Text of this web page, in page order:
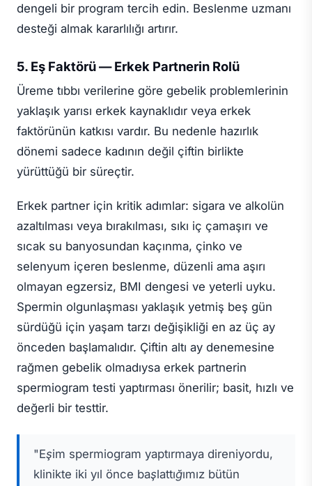
dengeli bir program tercih edin. Beslenme uzmanı
desteği almak kararlılığı artırır.
5. Eş Faktörü — Erkek Partnerin Rolü
Üreme tıbbı verilerine göre gebelik problemlerinin
yaklaşık yarısı erkek kaynaklıdır veya erkek
faktörünün katkısı vardır. Bu nedenle hazırlık
dönemi sadece kadının değil çiftin birlikte
yürüttüğü bir süreçtir.
Erkek partner için kritik adımlar: sigara ve alkolün
azaltılması veya bırakılması, sıkı iç çamaşırı ve
sıcak su banyosundan kaçınma, çinko ve
selenyum içeren beslenme, düzenli ama aşırı
olmayan egzersiz, BMI dengesi ve yeterli uyku.
Spermin olgunlaşması yaklaşık yetmiş beş gün
sürdüğü için yaşam tarzı değişikliği en az üç ay
önceden başlamalıdır. Çiftin altı ay denemesine
rağmen gebelik olmadıysa erkek partnerin
spermiogram testi yaptırması önerilir; basit, hızlı ve
değerli bir testtir.
"Eşim spermiogram yaptırmaya direniyordu,
klinikte iki yıl önce başlattığımız bütün